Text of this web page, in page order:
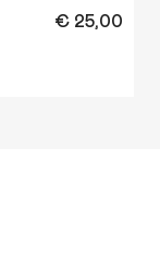
€ 25,00